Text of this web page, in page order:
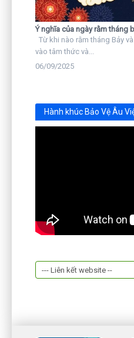
Ý nghĩa của ngày rằm tháng
Từ khi nào rằm tháng Bảy
vào tâm thức và...
06/09/2025
Hành khúc Bảo Vệ Âu